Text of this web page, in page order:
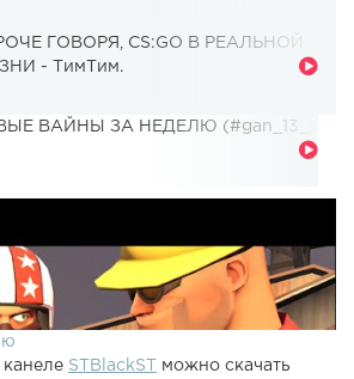
ГОВОРЯ, CS:GO В РЕАЛЬНОЙ
- ТимТим.
ВАЙНЫ ЗА НЕДЕЛЮ (#gan_13_)
канеле STBlackST
можно скачать